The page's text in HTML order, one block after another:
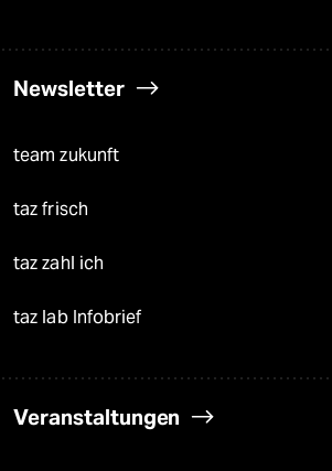
Newsletter
team zukunft
taz frisch
taz zahl ich
taz lab Infobrief
Veranstaltungen